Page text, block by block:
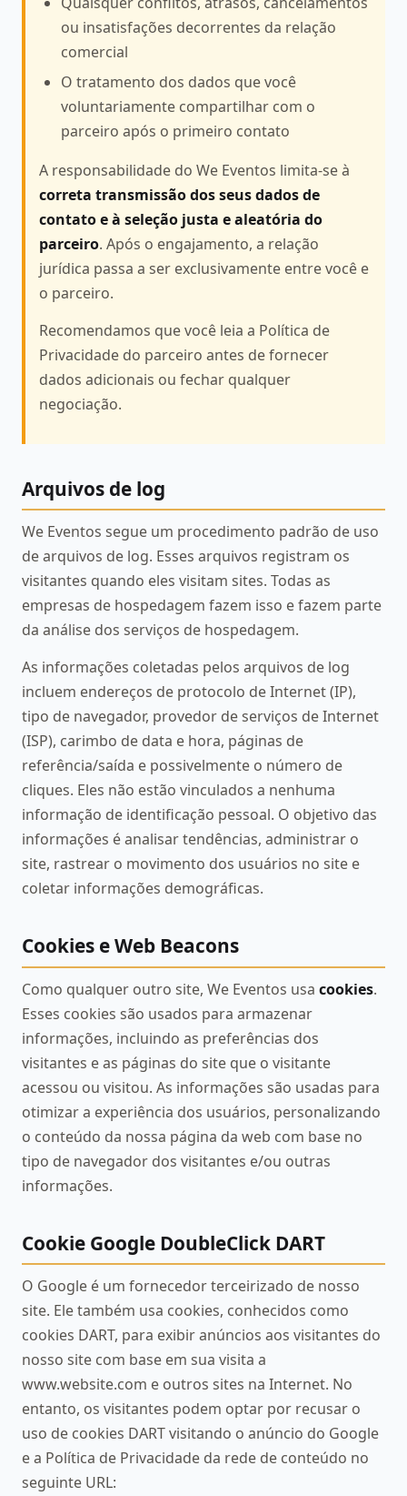
ou insatisfações decorrentes da relação
comercial
O tratamento dos dados que você
voluntariamente compartilhar com o
parceiro após o primeiro contato
A responsabilidade do We Eventos limita-se à
correta transmissão dos seus dados de
contato e à seleção justa e aleatória do
parceiro. Após o engajamento, a relação
jurídica passa a ser exclusivamente entre você e
o parceiro.
Recomendamos que você leia a Política de
Privacidade do parceiro antes de fornecer
dados adicionais ou fechar qualquer
negociação.
Arquivos de log
We Eventos segue um procedimento padrão de uso
de arquivos de log. Esses arquivos registram os
visitantes quando eles visitam sites. Todas as
empresas de hospedagem fazem isso e fazem parte
da análise dos serviços de hospedagem.
As informações coletadas pelos arquivos de log
incluem endereços de protocolo de Internet (IP),
tipo de navegador, provedor de serviços de Internet
(ISP), carimbo de data e hora, páginas de
referência/saída e possivelmente o número de
cliques. Eles não estão vinculados a nenhuma
informação de identificação pessoal. O objetivo das
informações é analisar tendências, administrar o
site, rastrear o movimento dos usuários no site e
coletar informações demográficas.
Cookies e Web Beacons
Como qualquer outro site, We Eventos usa cookies.
Esses cookies são usados para armazenar
informações, incluindo as preferências dos
visitantes e as páginas do site que o visitante
acessou ou visitou. As informações são usadas para
otimizar a experiência dos usuários, personalizando
o conteúdo da nossa página da web com base no
tipo de navegador dos visitantes e/ou outras
informações.
Cookie Google DoubleClick DART
O Google é um fornecedor terceirizado de nosso
site. Ele também usa cookies, conhecidos como
cookies DART, para exibir anúncios aos visitantes do
nosso site com base em sua visita a
www.website.com e outros sites na Internet. No
entanto, os visitantes podem optar por recusar o
uso de cookies DART visitando o anúncio do Google
e a Política de Privacidade da rede de conteúdo no
seguinte URL: